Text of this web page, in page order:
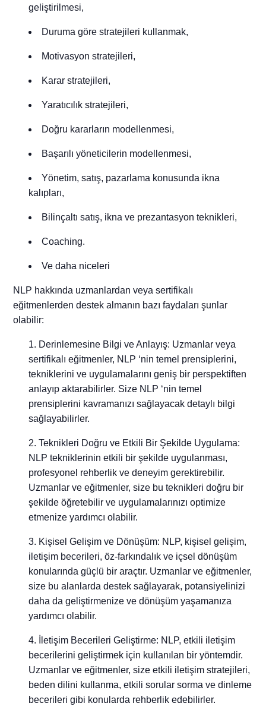
geliştirilmesi,
Duruma göre stratejileri kullanmak,
Motivasyon stratejileri,
Karar stratejileri,
Yaratıcılık stratejileri,
Doğru kararların modellenmesi,
Başarılı yöneticilerin modellenmesi,
Yönetim, satış, pazarlama konusunda ikna
kalıpları,
Bilinçaltı satış, ikna ve prezantasyon teknikleri,
Coaching.
Ve daha niceleri
NLP hakkında uzmanlardan veya sertifikalı
eğitmenlerden destek almanın bazı faydaları şunlar
olabilir:
Derinlemesine Bilgi ve Anlayış: Uzmanlar veya
sertifikalı eğitmenler, NLP ‘nin temel prensiplerini,
tekniklerini ve uygulamalarını geniş bir perspektiften
anlayıp aktarabilirler. Size NLP ‘nin temel
prensiplerini kavramanızı sağlayacak detaylı bilgi
sağlayabilirler.
Teknikleri Doğru ve Etkili Bir Şekilde Uygulama:
NLP tekniklerinin etkili bir şekilde uygulanması,
profesyonel rehberlik ve deneyim gerektirebilir.
Uzmanlar ve eğitmenler, size bu teknikleri doğru bir
şekilde öğretebilir ve uygulamalarınızı optimize
etmenize yardımcı olabilir.
Kişisel Gelişim ve Dönüşüm: NLP, kişisel gelişim,
iletişim becerileri, öz-farkındalık ve içsel dönüşüm
konularında güçlü bir araçtır. Uzmanlar ve eğitmenler,
size bu alanlarda destek sağlayarak, potansiyelinizi
daha da geliştirmenize ve dönüşüm yaşamanıza
yardımcı olabilir.
İletişim Becerileri Geliştirme: NLP, etkili iletişim
becerilerini geliştirmek için kullanılan bir yöntemdir.
Uzmanlar ve eğitmenler, size etkili iletişim stratejileri,
beden dilini kullanma, etkili sorular sorma ve dinleme
becerileri gibi konularda rehberlik edebilirler.